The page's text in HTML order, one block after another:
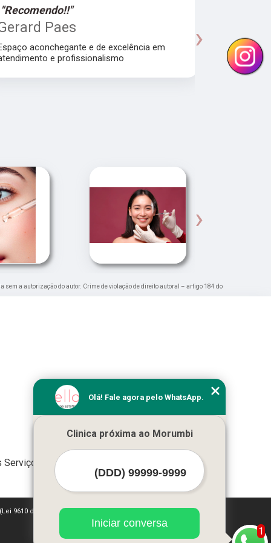
"Recomendo!!"
Paes
aconchegante e de excelência em
e profissionalismo
›
›
sem a autorização do autor. Crime de violação de direito autoral – artigo 184 do
Serviços
9610 de 19/02/1998)
1
Olá! Fale agora pelo WhatsApp.
Clinica próxima ao Morumbi
Iniciar conversa